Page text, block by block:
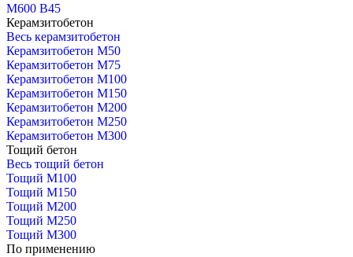
М600 В45
Керамзитобетон
Весь керамзитобетон
Керамзитобетон М50
Керамзитобетон М75
Керамзитобетон М100
Керамзитобетон М150
Керамзитобетон М200
Керамзитобетон М250
Керамзитобетон М300
Тощий бетон
Весь тощий бетон
Тощий М100
Тощий М150
Тощий М200
Тощий М250
Тощий М300
По применению